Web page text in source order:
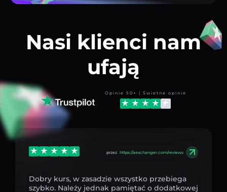
Nasi klienci nam
ufają
Opinie 50+ | Świetne opinie
przez https://aexchanger.com/reviews
Dobry kurs, w zasadzie wszystko przebiega
szybko. Należy jednak pamiętać o dodatkowej